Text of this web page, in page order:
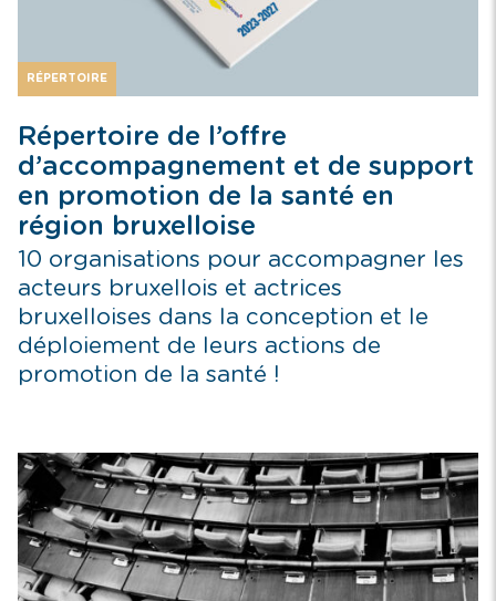
RÉPERTOIRE
Répertoire de l’offre
d’accompagnement et de support
en promotion de la santé en
région bruxelloise
10 organisations pour accompagner les
acteurs bruxellois et actrices
bruxelloises dans la conception et le
déploiement de leurs actions de
promotion de la santé !